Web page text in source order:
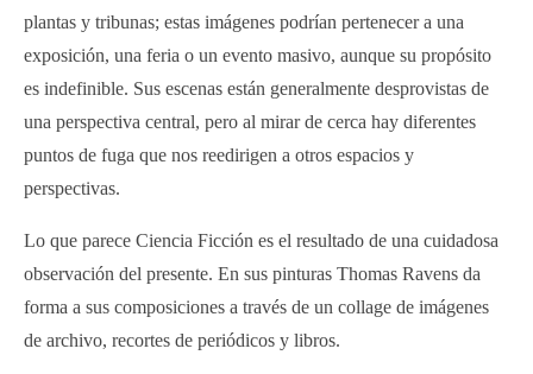
plantas y tribunas; estas imágenes podrían pertenecer a una
exposición, una feria o un evento masivo, aunque su propósito
es indefinible. Sus escenas están generalmente desprovistas de
una perspectiva central, pero al mirar de cerca hay diferentes
puntos de fuga que nos reedirigen a otros espacios y
perspectivas.
Lo que parece Ciencia Ficción es el resultado de una cuidadosa
observación del presente. En sus pinturas Thomas Ravens da
forma a sus composiciones a través de un collage de imágenes
de archivo, recortes de periódicos y libros.